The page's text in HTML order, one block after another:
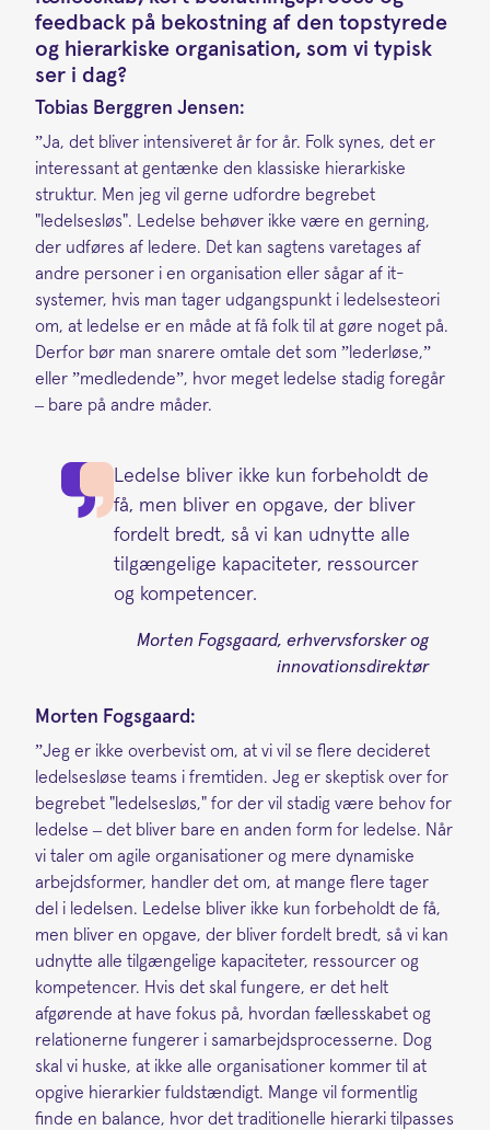
feedback på bekostning af den topstyrede
og hierarkiske organisation, som vi typisk
ser i dag?
Tobias Berggren Jensen:
”Ja, det bliver intensiveret år for år. Folk synes, det er
interessant at gentænke den klassiske hierarkiske
struktur. Men jeg vil gerne udfordre begrebet
"ledelsesløs". Ledelse behøver ikke være en gerning,
der udføres af ledere. Det kan sagtens varetages af
andre personer i en organisation eller sågar af it-
systemer, hvis man tager udgangspunkt i ledelsesteori
om, at ledelse er en måde at få folk til at gøre noget på.
Derfor bør man snarere omtale det som ”lederløse,”
eller ”medledende”, hvor meget ledelse stadig foregår
– bare på andre måder.
Ledelse bliver ikke kun forbeholdt de
få, men bliver en opgave, der bliver
fordelt bredt, så vi kan udnytte alle
tilgængelige kapaciteter, ressourcer
og kompetencer.
Morten Fogsgaard, erhvervsforsker og
innovationsdirektør
Morten Fogsgaard:
”Jeg er ikke overbevist om, at vi vil se flere decideret
ledelsesløse teams i fremtiden. Jeg er skeptisk over for
begrebet "ledelsesløs," for der vil stadig være behov for
ledelse – det bliver bare en anden form for ledelse. Når
vi taler om agile organisationer og mere dynamiske
arbejdsformer, handler det om, at mange flere tager
del i ledelsen. Ledelse bliver ikke kun forbeholdt de få,
men bliver en opgave, der bliver fordelt bredt, så vi kan
udnytte alle tilgængelige kapaciteter, ressourcer og
kompetencer. Hvis det skal fungere, er det helt
afgørende at have fokus på, hvordan fællesskabet og
relationerne fungerer i samarbejdsprocesserne. Dog
skal vi huske, at ikke alle organisationer kommer til at
opgive hierarkier fuldstændigt. Mange vil formentlig
finde en balance, hvor det traditionelle hierarki tilpasses